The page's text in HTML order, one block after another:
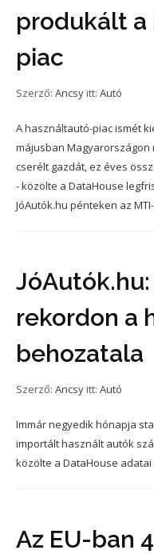
produkált
piac
Szerző: Ancsy itt: Autó
A használtautó-piac ismét
májusban Magyarországon
cserélt gazdát, ez éves
- közölte a DataHouse
JóAutók.hu pénteken az
rekordon a
behozatala
Szerző: Ancsy itt: Autó
Immár negyedik hónapja
importált használt autók
közölte a DataHouse adatai
Az EU-ban